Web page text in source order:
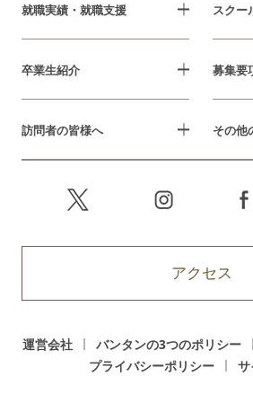
就職実績・就職支援 スクー
卒業生紹介 募集要
訪問者の皆様へ その他
アクセス
運営会社 バンタンの3つのポリシー
プライバシーポリシー